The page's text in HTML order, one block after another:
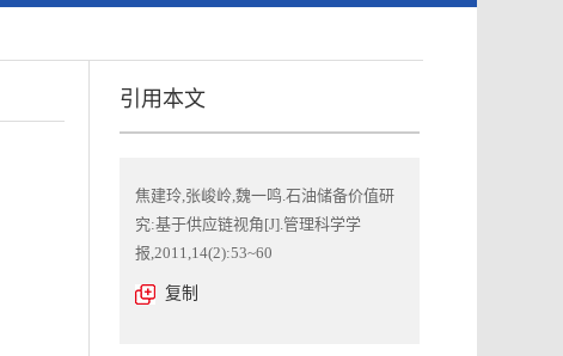
引用本文
焦建玲,张峻岭,魏一鸣.石油储备价值研
究:基于供应链视角[J].管理科学学
报,2011,14(2):53~60
复制